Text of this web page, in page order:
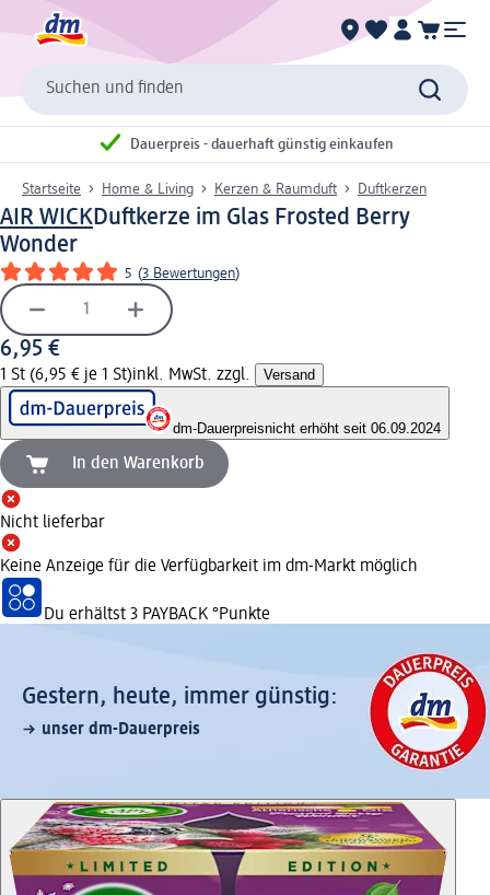
Suchen und finden
Dauerpreis - dauerhaft günstig einkaufen
Startseite Home & Living Kerzen & Raumduft Duftkerzen
AIR WICKDuftkerze im Glas Frosted Berry
Wonder
5 (3 Bewertungen)
6,95 €
1 St (6,95 € je 1 St)inkl. MwSt. zzgl. Versand
dm-Dauerpreisnicht erhöht seit 06.09.2024
In den Warenkorb
Nicht lieferbar
Keine Anzeige für die Verfügbarkeit im dm-Markt möglich
Du erhältst 3 PAYBACK °Punkte
Gestern, heute, immer günstig:
unser dm-Dauerpreis